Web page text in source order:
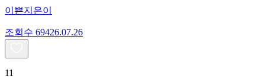
이쁜지은이
조회수 69426.07.26
11